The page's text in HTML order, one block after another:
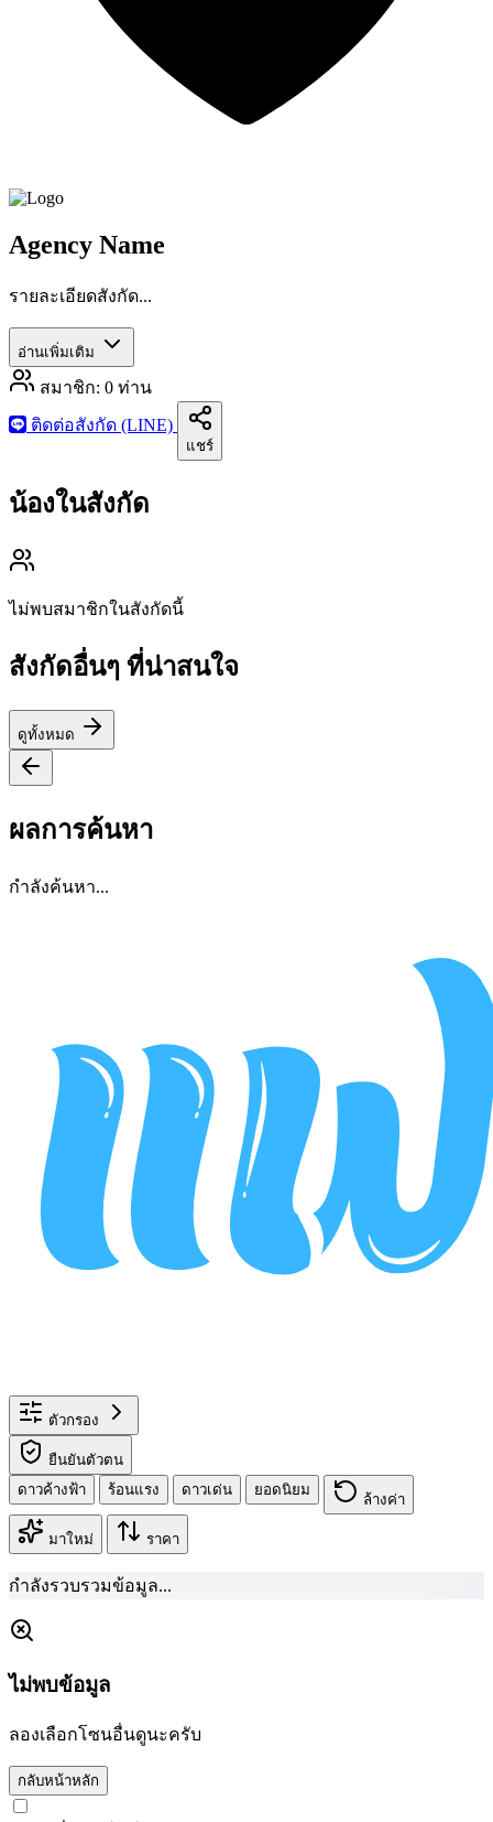
Agency Name
รายละเอียดสังกัด...
อ่านเพิ่มเติม
สมาชิก: 0 ท่าน
ติดต่อสังกัด (LINE)
แชร์
น้องในสังกัด
ไม่พบสมาชิกในสังกัดนี้
สังกัดอื่นๆ ที่น่าสนใจ
ดูทั้งหมด
ผลการค้นหา
กำลังค้นหา...
ตัวกรอง
ยืนยันตัวตน
ดาวค้างฟ้า
ร้อนแรง ดาวเด่น ยอดนิยม
ล้างค่า
มาใหม่ ราคา
กำลังรวบรวมข้อมูล...
ไม่พบข้อมูล
ลองเลือกโซนอื่นดูนะครับ
กลับหน้าหลัก